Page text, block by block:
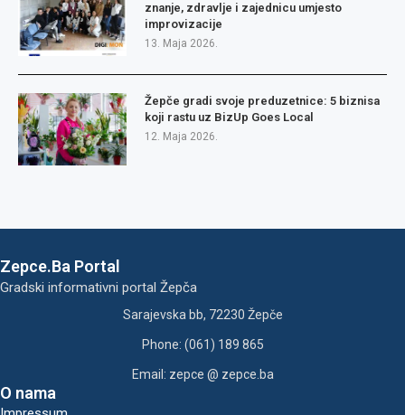
znanje, zdravlje i zajednicu umjesto
improvizacije
13. Maja 2026.
Žepče gradi svoje preduzetnice: 5 biznisa
koji rastu uz BizUp Goes Local
12. Maja 2026.
Zepce.Ba Portal
Gradski informativni portal Žepča
Sarajevska bb, 72230 Žepče
Phone: (061) 189 865
Email: zepce @ zepce.ba
O nama